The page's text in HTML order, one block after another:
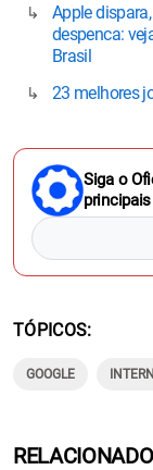
Apple
despenca:
Brasil
23 melhores
Siga o
TÓPICOS
GOOGLE